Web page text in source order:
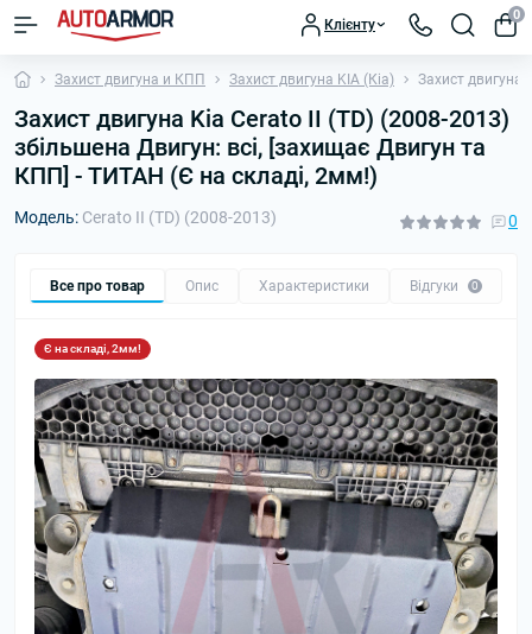
Клієнту
0
Захист двигуна и КПП Захист двигуна KIA (Кіа) Захист двигуна
Захист двигуна Kia Cerato II (TD) (2008-2013)
збільшена Двигун: всі, [захищає Двигун та
КПП] - ТИТАН (Є на складі, 2мм!)
Модель: Cerato II (TD) (2008-2013) 0
Все про товар Опис Характеристики Відгуки 0
Є на складі, 2мм!